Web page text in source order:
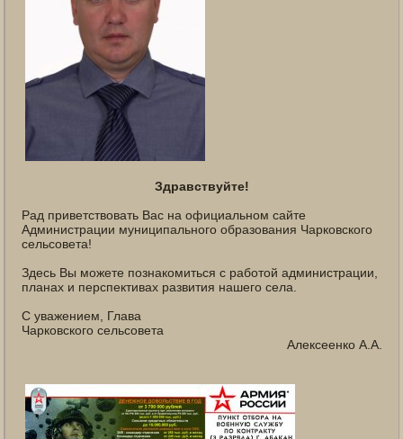
Здравствуйте!
Рад приветствовать Вас на официальном сайте
Администрации муниципального образования Чарковского
сельсовета!
Здесь Вы можете познакомиться с работой администрации,
планах и перспективах развития нашего села.
С уважением, Глава
Чарковского сельсовета
Алексеенко А.А.